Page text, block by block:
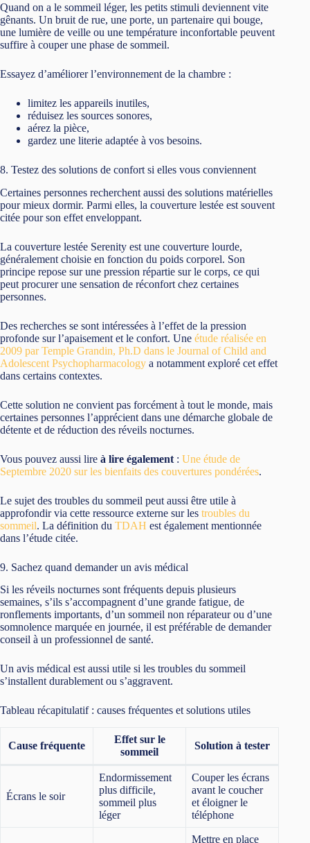
Quand on a le sommeil léger, les petits stimuli deviennent vite
gênants. Un bruit de rue, une porte, un partenaire qui bouge,
une lumière de veille ou une température inconfortable peuvent
suffire à couper une phase de sommeil.
Essayez d’améliorer l’environnement de la chambre :
limitez les appareils inutiles,
réduisez les sources sonores,
aérez la pièce,
gardez une literie adaptée à vos besoins.
8. Testez des solutions de confort si elles vous conviennent
Certaines personnes recherchent aussi des solutions matérielles
pour mieux dormir. Parmi elles, la couverture lestée est souvent
citée pour son effet enveloppant.
La couverture lestée Serenity est une couverture lourde,
généralement choisie en fonction du poids corporel. Son
principe repose sur une pression répartie sur le corps, ce qui
peut procurer une sensation de réconfort chez certaines
personnes.
Des recherches se sont intéressées à l’effet de la pression
profonde sur l’apaisement et le confort. Une étude réalisée en
2009 par Temple Grandin, Ph.D dans le Journal of Child and
Adolescent Psychopharmacology a notamment exploré cet effet
dans certains contextes.
Cette solution ne convient pas forcément à tout le monde, mais
certaines personnes l’apprécient dans une démarche globale de
détente et de réduction des réveils nocturnes.
Vous pouvez aussi lire à lire également : Une étude de
Septembre 2020 sur les bienfaits des couvertures pondérées.
Le sujet des troubles du sommeil peut aussi être utile à
approfondir via cette ressource externe sur les troubles du
sommeil. La définition du TDAH est également mentionnée
dans l’étude citée.
9. Sachez quand demander un avis médical
Si les réveils nocturnes sont fréquents depuis plusieurs
semaines, s’ils s’accompagnent d’une grande fatigue, de
ronflements importants, d’un sommeil non réparateur ou d’une
somnolence marquée en journée, il est préférable de demander
conseil à un professionnel de santé.
Un avis médical est aussi utile si les troubles du sommeil
s’installent durablement ou s’aggravent.
Tableau récapitulatif : causes fréquentes et solutions utiles
Cause fréquente
Effet sur le
sommeil
Solution à tester
Écrans le soir
Endormissement
plus difficile,
sommeil plus
léger
Couper les écrans
avant le coucher
et éloigner le
téléphone
Mettre en place